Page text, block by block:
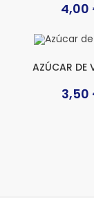
4,00
AZÚCAR DE
3,50